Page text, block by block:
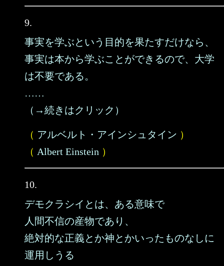
9.
事実を学ぶという目的を果たすだけなら、
事実は本から学ぶことができるので、大学
は不要である。
……
（→続きはクリック）
（ アルベルト・アインシュタイン ）
（ Albert Einstein ）
10.
デモクラシイとは、ある意味で
人間不信の産物であり、
絶対的な正義とか神とかいったものなしに
運用しうる